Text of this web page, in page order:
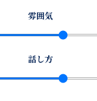
雰囲気
話し方